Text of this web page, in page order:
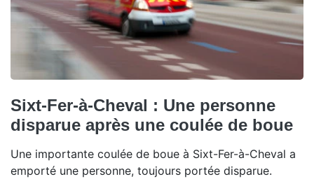
Sixt-Fer-à-Cheval : Une personne
disparue après une coulée de boue
Une importante coulée de boue à Sixt-Fer-à-Cheval a
emporté une personne, toujours portée disparue.